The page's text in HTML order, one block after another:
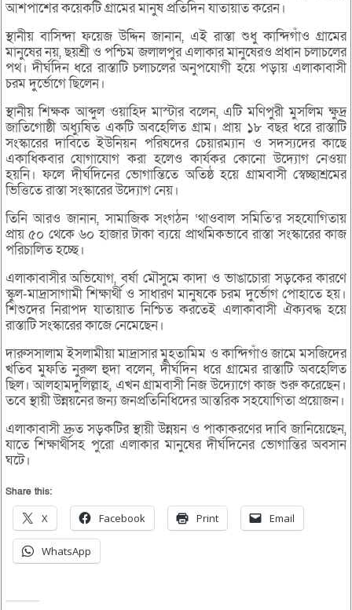
আশপাশের কয়েকটি গ্রামের মানুষ প্রতিদিন যাতায়াত করেন।
স্থানীয় বাসিন্দা ফয়েজ উদ্দিন জানান, এই রাস্তা শুধু কান্দিগাঁও গ্রামের
মানুষের নয়, ছয়শ্রী ও পশ্চিম জলালপুর এলাকার মানুষেরও প্রধান চলাচলের
পথ। দীর্ঘদিন ধরে রাস্তাটি চলাচলের অনুপযোগী হয়ে পড়ায় এলাকাবাসী
চরম দুর্ভোগে ছিলেন।
স্থানীয় শিক্ষক আব্দুল ওয়াহিদ মাস্টার বলেন, এটি মণিপুরী মুসলিম ক্ষুদ্র
জাতিগোষ্ঠী অধ্যুষিত একটি অবহেলিত গ্রাম। প্রায় ১৮ বছর ধরে রাস্তাটি
সংস্কারের দাবিতে ইউনিয়ন পরিষদের চেয়ারম্যান ও সদস্যদের কাছে
একাধিকবার যোগাযোগ করা হলেও কার্যকর কোনো উদ্যোগ নেওয়া
হয়নি। ফলে দীর্ঘদিনের ভোগান্তিতে অতিষ্ঠ হয়ে গ্রামবাসী স্বেচ্ছাশ্রমের
ভিত্তিতে রাস্তা সংস্কারের উদ্যোগ নেয়।
তিনি আরও জানান, সামাজিক সংগঠন ‘থাওবাল সমিতি’র সহযোগিতায়
প্রায় ৫০ থেকে ৬০ হাজার টাকা ব্যয়ে প্রাথমিকভাবে রাস্তা সংস্কারের কাজ
পরিচালিত হচ্ছে।
এলাকাবাসীর অভিযোগ, বর্ষা মৌসুমে কাদা ও ভাঙাচোরা সড়কের কারণে
স্কুল-মাদ্রাসাগামী শিক্ষার্থী ও সাধারণ মানুষকে চরম দুর্ভোগ পোহাতে হয়।
শিশুদের নিরাপদ যাতায়াত নিশ্চিত করতেই এলাকাবাসী ঐক্যবদ্ধ হয়ে
রাস্তাটি সংস্কারের কাজে নেমেছেন।
দারুসসালাম ইসলামীয়া মাদ্রাসার মুহতামিম ও কান্দিগাঁও জামে মসজিদের
খতিব মুফতি নুরুল হুদা বলেন, দীর্ঘদিন ধরে গ্রামের রাস্তাটি অবহেলিত
ছিল। আলহামদুলিল্লাহ, এখন গ্রামবাসী নিজ উদ্যোগে কাজ শুরু করেছেন।
তবে স্থায়ী উন্নয়নের জন্য জনপ্রতিনিধিদের আন্তরিক সহযোগিতা প্রয়োজন।
এলাকাবাসী দ্রুত সড়কটির স্থায়ী উন্নয়ন ও পাকাকরণের দাবি জানিয়েছেন,
যাতে শিক্ষার্থীসহ পুরো এলাকার মানুষের দীর্ঘদিনের ভোগান্তির অবসান
ঘটে।
Share this:
X Facebook Print Email
WhatsApp